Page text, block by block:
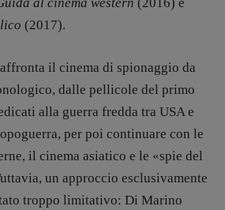
Piano:
in breve:
com]
(2017).
il cinema di spionaggio da
dalle pellicole del primo
alla guerra fredda tra USA e
per poi continuare con le
il cinema asiatico e le «spie del
un approccio esclusivamente
troppo limitativo: Di Marino